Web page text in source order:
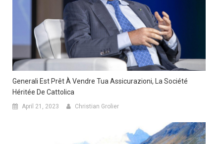
Generali Est Prêt À Vendre Tua Assicurazioni, La Société
Héritée De Cattolica
April 21, 2023 Christian Grolier